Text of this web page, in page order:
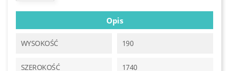
Opis
WYSOKOŚĆ 190
SZEROKOŚĆ 1740